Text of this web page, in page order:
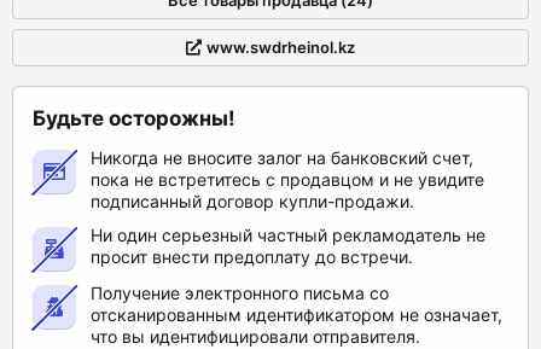
www.swdrheinol.kz
Будьте осторожны!
Никогда не вносите залог на банковский счет,
пока не встретитесь с продавцом и не увидите
подписанный договор купли-продажи.
Ни один серьезный частный рекламодатель не
просит внести предоплату до встречи.
Получение электронного письма со
отсканированным идентификатором не означает,
что вы идентифицировали отправителя.